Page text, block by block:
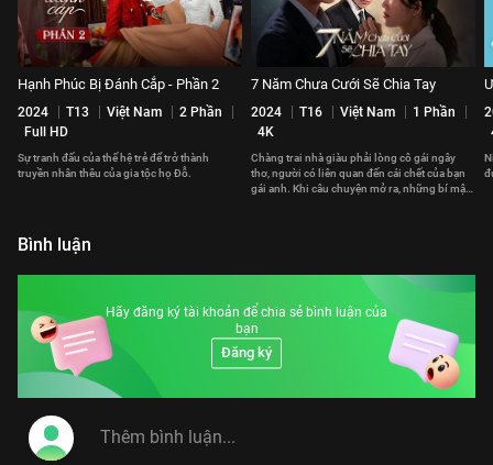
Hạnh Phúc Bị Đánh Cắp - Phần 2
2024 T13 Việt Nam
2 Phần
Full HD
Sự tranh đấu của thế hệ trẻ để trở thành
truyền nhân thêu của gia tộc họ Đỗ.
7 Năm Chưa Cưới Sẽ Chia Tay
2024 T16 Việt Nam
1 Phần
4K
Chàng trai nhà giàu phải lòng cô gái ngây
thơ, người có liên quan đến cái chết của bạn
gái anh. Khi câu chuyện mở ra, những bí mật
Bình luận
Hãy đăng ký tài khoản để chia sẻ bình luận của
bạn
Đăng ký